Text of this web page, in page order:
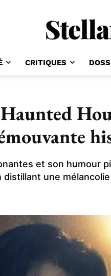
CRITIQUES
et son humour
une